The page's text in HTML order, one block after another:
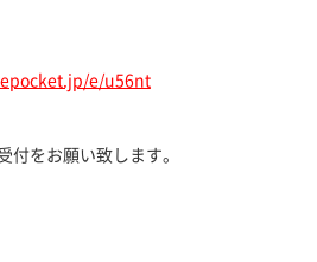
e/u56nt
付をお願い致します。